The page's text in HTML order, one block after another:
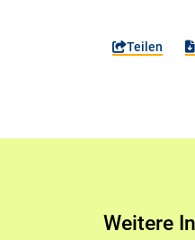
Teilen
Weitere